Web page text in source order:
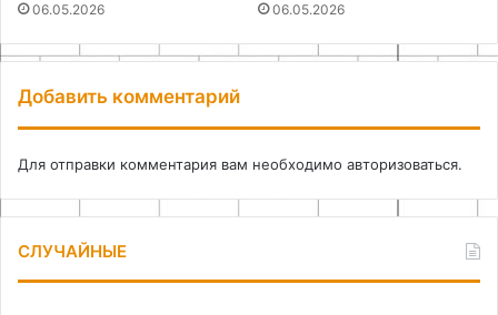
06.05.2026 06.05.2026
Добавить комментарий
Для отправки комментария вам необходимо авторизоваться.
СЛУЧАЙНЫЕ